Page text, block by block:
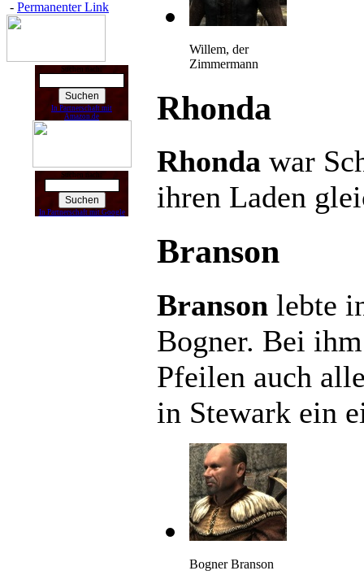
- Permanenter Link
Suchen nach:
In Partnerschaft mit
Amazon.de
Suchen nach:
In Partnerschaft mit Google
Willem, der
Zimmermann
Rhonda
Rhonda war
ihren Laden
Branson
Branson lebte
Bogner. Bei
Pfeilen auch
in Stewark ein
Bogner Branson